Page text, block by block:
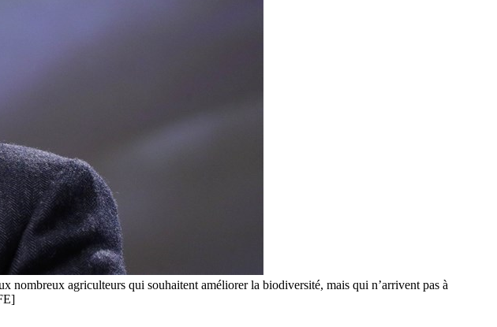
nombreux agriculteurs qui souhaitent améliorer la biodiversité, mais qui n’arrivent pas à